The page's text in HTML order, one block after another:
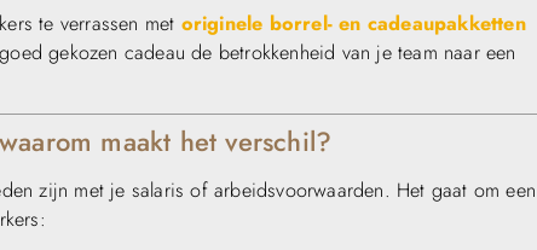
te verrassen met originele borrel- en cadeaupakketten
gekozen cadeau de betrokkenheid van je team naar een
maakt het verschil?
zijn met je salaris of arbeidsvoorwaarden. Het gaat om een